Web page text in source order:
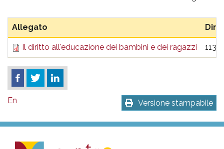
Allegato
Il diritto all'educazione dei bambini e dei ragazzi
Versione stampabile
En